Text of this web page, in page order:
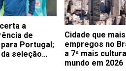
a
de
Portugal;
seleção
Cidade que
empregos no
a 7ª mais
mundo em 2026